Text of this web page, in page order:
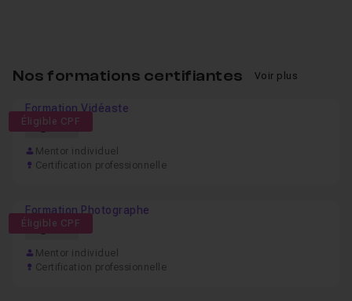
Nos formations certifiantes Voir plus
Éligible CPF
Formation Vidéaste
42h
Mentor individuel
Certification professionnelle
Éligible CPF
Formation Photographe
61h
Mentor individuel
Certification professionnelle